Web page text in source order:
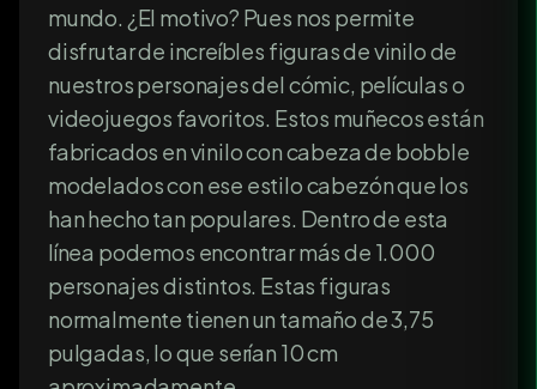
mundo. ¿El motivo? Pues nos permite
disfrutar de increíbles figuras de vinilo de
nuestros personajes del cómic, películas o
videojuegos favoritos. Estos muñecos están
fabricados en vinilo con cabeza de bobble
modelados con ese estilo cabezón que los
han hecho tan populares. Dentro de esta
línea podemos encontrar más de 1.000
personajes distintos. Estas figuras
normalmente tienen un tamaño de 3,75
pulgadas, lo que serían 10 cm